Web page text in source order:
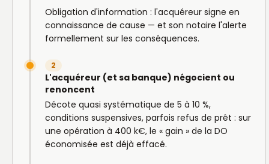
Obligation d'information : l'acquéreur signe en
connaissance de cause — et son notaire l'alerte
formellement sur les conséquences.
2
L'acquéreur (et sa banque) négocient ou
renoncent
Décote quasi systématique de 5 à 10 %,
conditions suspensives, parfois refus de prêt : sur
une opération à 400 k€, le « gain » de la DO
économisée est déjà effacé.